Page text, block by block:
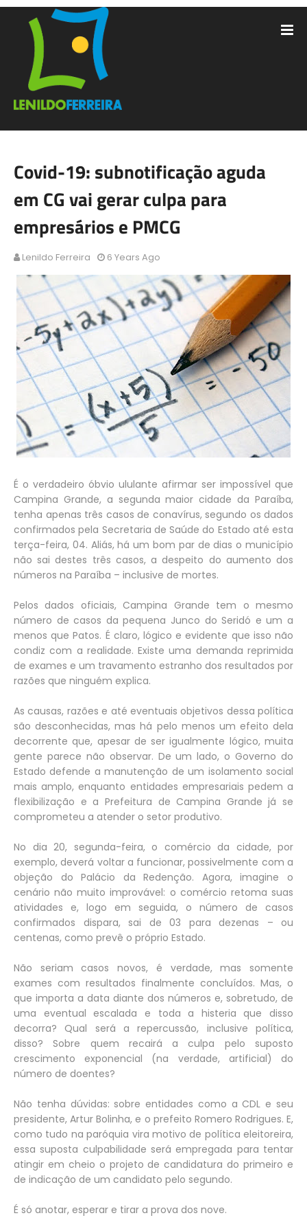
Covid-19: subnotificação aguda
em CG vai gerar culpa para
empresários e PMCG
Lenildo Ferreira 6 Years Ago
É o verdadeiro óbvio ululante afirmar ser impossível que
Campina Grande, a segunda maior cidade da Paraíba,
tenha apenas três casos de conavírus, segundo os dados
confirmados pela Secretaria de Saúde do Estado até esta
terça-feira, 04. Aliás, há um bom par de dias o município
não sai destes três casos, a despeito do aumento dos
números na Paraíba – inclusive de mortes.
Pelos dados oficiais, Campina Grande tem o mesmo
número de casos da pequena Junco do Seridó e um a
menos que Patos. É claro, lógico e evidente que isso não
condiz com a realidade. Existe uma demanda reprimida
de exames e um travamento estranho dos resultados por
razões que ninguém explica.
As causas, razões e até eventuais objetivos dessa política
são desconhecidas, mas há pelo menos um efeito dela
decorrente que, apesar de ser igualmente lógico, muita
gente parece não observar. De um lado, o Governo do
Estado defende a manutenção de um isolamento social
mais amplo, enquanto entidades empresariais pedem a
flexibilização e a Prefeitura de Campina Grande já se
comprometeu a atender o setor produtivo.
No dia 20, segunda-feira, o comércio da cidade, por
exemplo, deverá voltar a funcionar, possivelmente com a
objeção do Palácio da Redenção. Agora, imagine o
cenário não muito improvável: o comércio retoma suas
atividades e, logo em seguida, o número de casos
confirmados dispara, sai de 03 para dezenas – ou
centenas, como prevê o próprio Estado.
Não seriam casos novos, é verdade, mas somente
exames com resultados finalmente concluídos. Mas, o
que importa a data diante dos números e, sobretudo, de
uma eventual escalada e toda a histeria que disso
decorra? Qual será a repercussão, inclusive política,
disso? Sobre quem recairá a culpa pelo suposto
crescimento exponencial (na verdade, artificial) do
número de doentes?
Não tenha dúvidas: sobre entidades como a CDL e seu
presidente, Artur Bolinha, e o prefeito Romero Rodrigues. E,
como tudo na paróquia vira motivo de política eleitoreira,
essa suposta culpabilidade será empregada para tentar
atingir em cheio o projeto de candidatura do primeiro e
de indicação de um candidato pelo segundo.
É só anotar, esperar e tirar a prova dos nove.